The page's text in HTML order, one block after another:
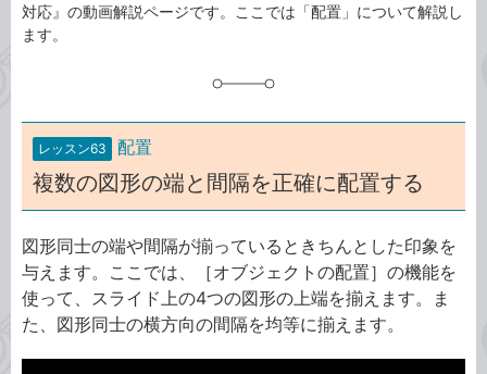
対応』の動画解説ページです。ここでは「配置」について解説し
ます。
レッスン63 配置
複数の図形の端と間隔を正確に配置する
図形同士の端や間隔が揃っているときちんとした印象を
与えます。ここでは、［オブジェクトの配置］の機能を
使って、スライド上の4つの図形の上端を揃えます。ま
た、図形同士の横方向の間隔を均等に揃えます。